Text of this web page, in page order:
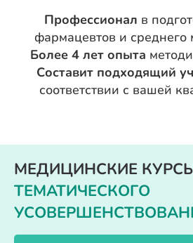
Профессионал в
фармацевтов и среднего
Более 4 лет опыта
Составит подходящий
соответствии с вашей
МЕДИЦИНСКИЕ
ТЕМАТИЧЕСКОГО